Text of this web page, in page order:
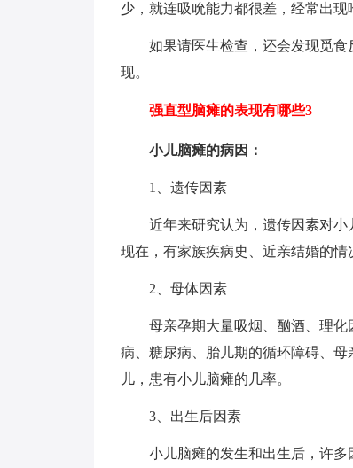
少，就连吸吮能力都很差，经常出现
如果请医生检查，还会发现觅食
现。
强直型脑瘫的表现有哪些3
小儿脑瘫的病因：
1、遗传因素
近年来研究认为，遗传因素对小
现在，有家族疾病史、近亲结婚的情
2、母体因素
母亲孕期大量吸烟、酗酒、理化
病、糖尿病、胎儿期的循环障碍、
儿，患有小儿脑瘫的几率。
3、出生后因素
小儿脑瘫的发生和出生后，许多